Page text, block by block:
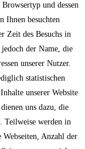
und dessen
Ihnen besuchten
Zeit des Besuchs in
der Name, die
unserer Nutzer.
statistischen
unserer Website
uns dazu, die
Teilweise werden in
Anzahl der